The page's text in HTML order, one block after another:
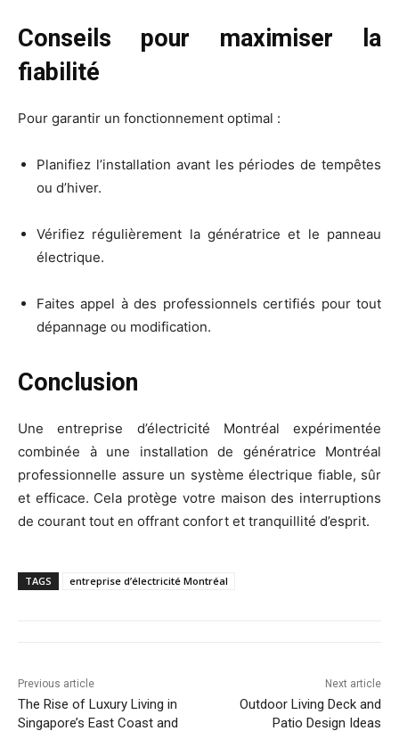
Conseils pour maximiser la
fiabilité
Pour garantir un fonctionnement optimal :
Planifiez l’installation avant les périodes de tempêtes
ou d’hiver.
Vérifiez régulièrement la génératrice et le panneau
électrique.
Faites appel à des professionnels certifiés pour tout
dépannage ou modification.
Conclusion
Une entreprise d’électricité Montréal expérimentée
combinée à une installation de génératrice Montréal
professionnelle assure un système électrique fiable, sûr
et efficace. Cela protège votre maison des interruptions
de courant tout en offrant confort et tranquillité d’esprit.
TAGS entreprise d’électricité Montréal
Previous article
The Rise of Luxury Living in
Singapore’s East Coast and
Next article
Outdoor Living Deck and
Patio Design Ideas